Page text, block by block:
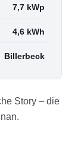
7,7 kWp
4,6 kWh
Billerbeck
Story – die